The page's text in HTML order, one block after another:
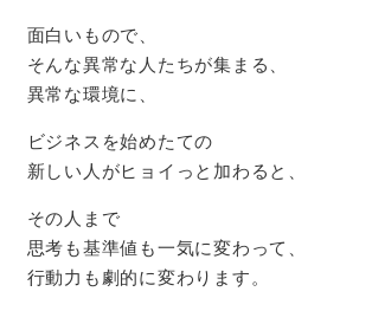
面白いもので、
そんな異常な人たちが集まる、
異常な環境に、
ビジネスを始めたての
新しい人がヒョイっと加わると、
その人まで
思考も基準値も一気に変わって、
行動力も劇的に変わります。